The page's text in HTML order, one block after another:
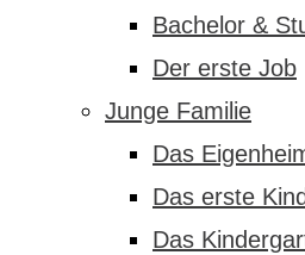
Bachelor &
Der erste Job
Junge Familie
Das
Das erste Kind
Das